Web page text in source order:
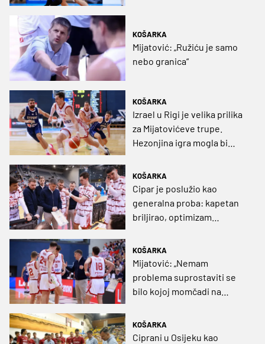
KOŠARKA
Mijatović: „Ružiću je samo
nebo granica“
KOŠARKA
Izrael u Rigi je velika prilika
za Mijatovićeve trupe.
Hezonjina igra mogla bi
KOŠARKA
Cipar je poslužio kao
generalna proba: kapetan
briljirao, optimizam
KOŠARKA
Mijatović: „Nemam
problema suprostaviti se
bilo kojoj momčadi na
KOŠARKA
Ciprani u Osijeku kao